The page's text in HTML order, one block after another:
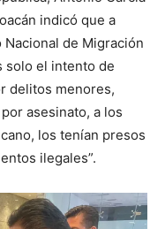
indicó que a
de Migración
solo el intento de
delitos menores,
asesinato, a los
los tenían presos
ilegales”.